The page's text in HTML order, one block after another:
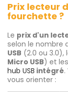
Prix lecteur
fourchette ?
Le prix d'un
selon le nombre
USB (2.0 ou 3.0),
Micro USB) et
hub USB intégré
vous orienter :